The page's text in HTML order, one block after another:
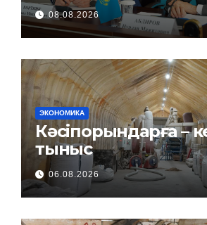
08.08.2026
ЭКОНОМИКА
Кәсіпорындарға – кең
тыныс
06.08.2026